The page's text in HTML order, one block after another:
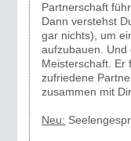
Partnerschaft
Dann verstehst
gar nichts), um
aufzubauen.
Meisterschaft. Er
zufriedene
zusammen mit
Neu: